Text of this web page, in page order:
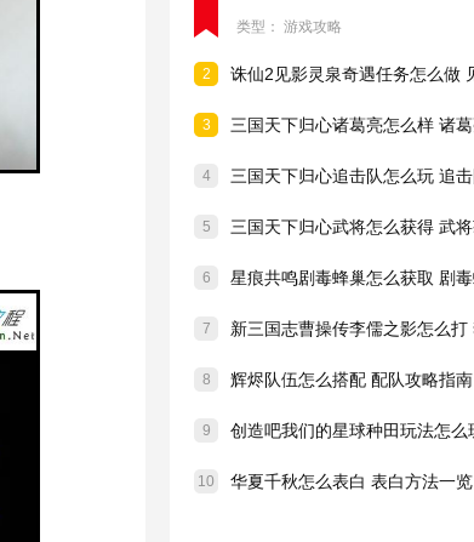
类型： 游戏攻略
2
3
4
5
6
7
8 辉烬队伍怎么搭配 配队攻略指南
9
10 华夏千秋怎么表白 表白方法一览